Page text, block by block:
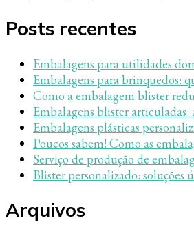
Posts recentes
Embalagens para utilidades
Embalagens para brinquedos:
Como a embalagem blister
Embalagens blister
Embalagens plásticas
Poucos sabem! Como as
Serviço de produção de
Blister personalizado: soluções
Arquivos